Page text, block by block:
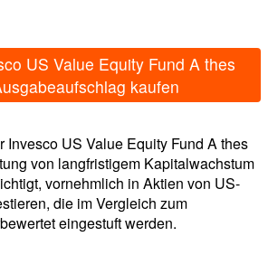
US Value Equity Fund A thes
kaufen
Invesco US Value Equity Fund A thes
von langfristigem Kapitalwachstum
vornehmlich in Aktien von US-
die im Vergleich zum
eingestuft werden.